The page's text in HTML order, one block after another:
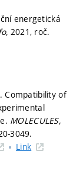
energetická
2021, roč.
Compatibility of
MOLECULES,
3049.
Link